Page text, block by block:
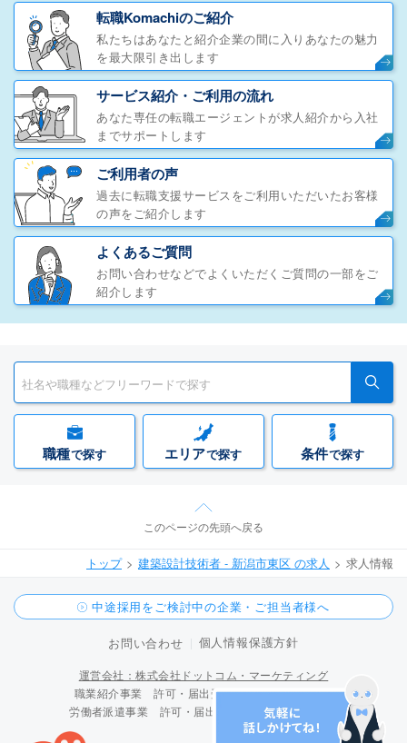
転職Komachiのご紹介
私たちはあなたと紹介企業の間に入りあなたの魅力
を最大限引き出します
サービス紹介・ご利用の流れ
あなた専任の転職エージェントが求人紹介から入社
までサポートします
ご利用者の声
過去に転職支援サービスをご利用いただいたお客様
の声をご紹介します
よくあるご質問
お問い合わせなどでよくいただくご質問の一部をご
紹介します
職種で探す エリアで探す 条件で探す
このページの先頭へ戻る
トップ 建築設計技術者 - 新潟市東区 の求人 求人情報
中途採用をご検討中の企業・ご担当者様へ
お問い合わせ 個人情報保護方針
運営会社：株式会社ドットコム・マーケティング
職業紹介事業 許可・届出受理番号 15-ユ-300096
労働者派遣事業 許可・届出受理番号 派 15-300424